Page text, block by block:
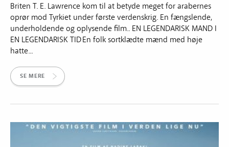
Briten T. E. Lawrence kom til at betyde meget for arabernes
oprør mod Tyrkiet under første verdenskrig. En fængslende,
underholdende og oplysende film.. EN LEGENDARISK MAND I
EN LEGENDARISK TID En folk sortklædte mænd med høje
hatte...
SE MERE